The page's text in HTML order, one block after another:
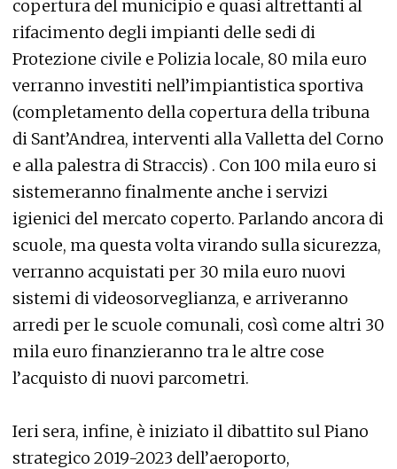
copertura del municipio e quasi altrettanti al
rifacimento degli impianti delle sedi di
Protezione civile e Polizia locale, 80 mila euro
verranno investiti nell’impiantistica sportiva
(completamento della copertura della tribuna
di Sant’Andrea, interventi alla Valletta del Corno
e alla palestra di Straccis) . Con 100 mila euro si
sistemeranno finalmente anche i servizi
igienici del mercato coperto. Parlando ancora di
scuole, ma questa volta virando sulla sicurezza,
verranno acquistati per 30 mila euro nuovi
sistemi di videosorveglianza, e arriveranno
arredi per le scuole comunali, così come altri 30
mila euro finanzieranno tra le altre cose
l’acquisto di nuovi parcometri.
Ieri sera, infine, è iniziato il dibattito sul Piano
strategico 2019-2023 dell’aeroporto,